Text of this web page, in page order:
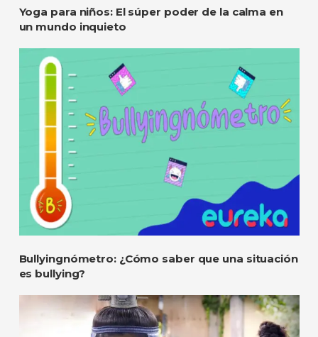
Yoga para niños: El súper poder de la calma en
un mundo inquieto
Bullyingnómetro: ¿Cómo saber que una situación
es bullying?